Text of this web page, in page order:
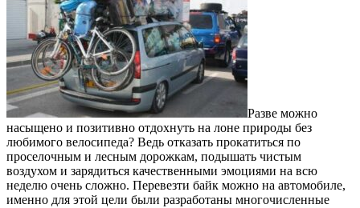
Разве можно
насыщено и позитивно отдохнуть на лоне природы без
любимого велосипеда? Ведь отказать прокатиться по
проселочным и лесным дорожкам, подышать чистым
воздухом и зарядиться качественными эмоциями на всю
неделю очень сложно. Перевезти байк можно на автомобиле,
именно для этой цели были разработаны многочисленные